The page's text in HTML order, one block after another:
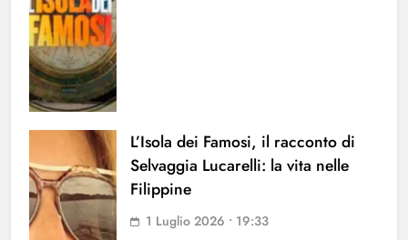
L’Isola dei Famosi, il racconto di
Selvaggia Lucarelli: la vita nelle
Filippine
1 Luglio 2026 • 19:33